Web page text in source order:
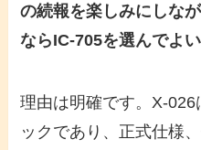
の続報を楽しみにしな
ならIC-705を選んでよい
理由は明確です。X-
ックであり、正式仕様